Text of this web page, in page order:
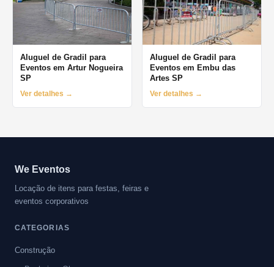
Aluguel de Gradil para
Eventos em Artur Nogueira
SP
Ver detalhes →
Aluguel de Gradil para
Eventos em Embu das
Artes SP
Ver detalhes →
We Eventos
Locação de itens para festas, feiras e
eventos corporativos
CATEGORIAS
Construção